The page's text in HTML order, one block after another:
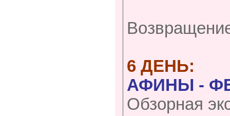
6 ДЕНЬ:
АФИНЫ -
Обзорная